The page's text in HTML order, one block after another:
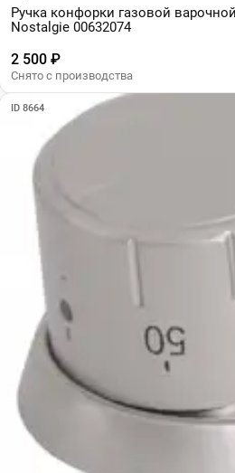
Ручка конфорки газовой
Nostalgie 00632074
2 500 ₽
Снято с производства
ID 8664